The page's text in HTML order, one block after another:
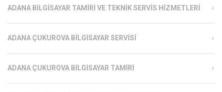
ADANA BILGISAYAR TAMIRI VE TEKNIK SERVIS HIZMETLERI
ADANA ÇUKUROVA BILGISAYAR SERVISI
ADANA ÇUKUROVA BILGISAYAR TAMIRI